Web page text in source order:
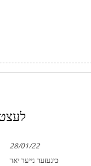
28/01/22
כינעזער נייער יאר